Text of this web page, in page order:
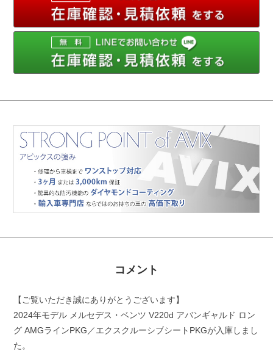
コメント
【ご覧いただき誠にありがとうございます】
2024年モデル メルセデス・ベンツ V220d アバンギャルド ロン
グ AMGラインPKG／エクスクルーシブシートPKGが入庫しまし
た。